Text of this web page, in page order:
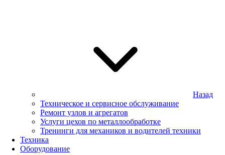
Назад
Техническое и сервисное обслуживание
Ремонт узлов и агрегатов
Услуги цехов по металлообработке
Тренинги для механиков и водителей техники
Техника
Оборудование